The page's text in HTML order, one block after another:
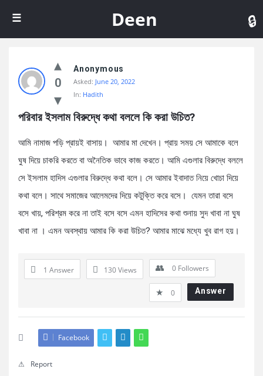
Deen
0
Anonymous
Asked: June 20, 2022
In: Hadith
পরিবার ইসলাম বিরুদ্ধে কথা বললে কি করা উচিত?
আমি নামাজ পড়ি প্রায়ই বাসায়। আমার মা দেখেন। প্রায় সময় সে আমাকে বলে
ঘুষ দিয়ে চাকরি করতে বা অনৈতিক ভাবে কাজ করতে। আমি এগুলার বিরুদ্ধে বললে
সে ইসলাম হাদিস এগুলার বিরুদ্ধে কথা বলে। সে আমার ইবাদাত নিয়ে খোচা দিয়ে
কথা বলে। সাথে সমাজের আলেমদের দিয়ে কটুক্তি করে বসে। যেমন তারা বসে
বসে খায়, পরিশ্রম করে না তাই বসে বসে এমন হাদিসের কথা শুনায় সুদ খাবা না ঘুষ
খাবা না । এমন অবস্থায় আমার কি করা উচিত? আমার মাঝে মধ্যে খুব রাগ হয়।
1 Answer 130Views 0 Followers
0 Answer
Facebook
Report